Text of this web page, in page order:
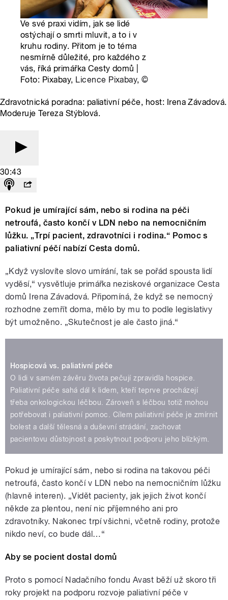
Ve své praxi vidím, jak se lidé
ostýchají o smrti mluvit, a to i v
kruhu rodiny. Přitom je to téma
nesmírně důležité, pro každého z
vás, říká primářka Cesty domů |
Foto: Pixabay, Licence Pixabay,©
Zdravotnická poradna: paliativní péče, host: Irena Závadová.
Moderuje Tereza Stýblová.
30:43
Pokud je umírající sám, nebo si rodina na péči
netroufá, často končí v LDN nebo na nemocničním
lůžku. „Trpí pacient, zdravotníci i rodina.“ Pomoc s
paliativní péčí nabízí Cesta domů.
„Když vyslovíte slovo umírání, tak se pořád spousta lidí
vyděsí,“ vysvětluje primářka neziskové organizace Cesta
domů Irena Závadová. Připomíná, že když se nemocný
rozhodne zemřít doma, mělo by mu to podle legislativy
být umožněno. „Skutečnost je ale často jiná.“
Hospicová vs. paliativní péče
O lidi v samém závěru života pečují zpravidla hospice.
Paliativní péče sahá dál k lidem, kteří teprve procházejí
třeba onkologickou léčbou. Zároveň s léčbou totiž mohou
potřebovat i paliativní pomoc. Cílem paliativní péče je zmírnit
bolest a další tělesná a duševní strádání, zachovat
pacientovu důstojnost a poskytnout podporu jeho blízkým.
Pokud je umírající sám, nebo si rodina na takovou péči
netroufá, často končí v LDN nebo na nemocničním lůžku
(hlavně interen). „Vidět pacienty, jak jejich život končí
někde za plentou, není nic příjemného ani pro
zdravotníky. Nakonec trpí všichni, včetně rodiny, protože
nikdo neví, co bude dál…“
Aby se pocient dostal domů
Proto s pomocí Nadačního fondu Avast běží už skoro tři
roky projekt na podporu rozvoje paliativní péče v